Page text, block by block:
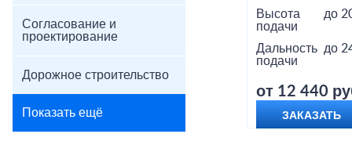
Согласование и
проектирование
Дорожное строительство
Показать ещё
Высота
подачи
до
Дальность
подачи
до
от 12 440
ЗАКАЗАТЬ